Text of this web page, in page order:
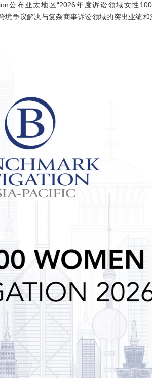
公布亚太地区“2026年度诉讼领域女性
境争议解决与复杂商事诉讼领域的突出业绩